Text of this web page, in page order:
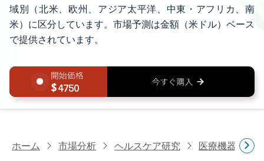
域別（北米、欧州、アジア太平洋、中東・アフリカ、南
米）に区分しています。市場予測は金額（米ドル）ベース
で提供されています。
4750
ホーム 市場分析 ヘルスケア研究 医療機器研究